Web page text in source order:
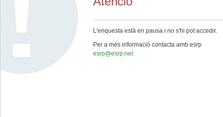
L'enquesta està en pausa i no s'hi pot accedir.
Per a més informació contacta amb esrp
esrp@esrp.net